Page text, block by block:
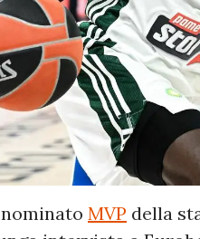
nominato MVP della